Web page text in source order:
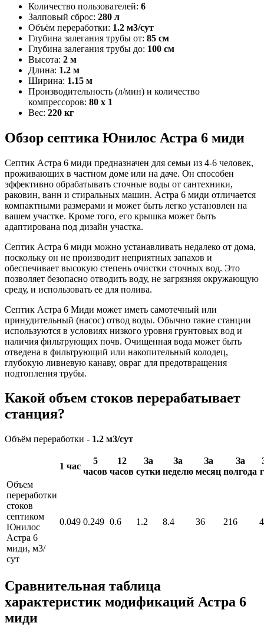
Количество пользователей: 6
Залповый сброс: 280 л
Объём переработки: 1.2 м3/сут
Глубина залегания трубы от: 85 см
Глубина залегания трубы до: 100 см
Высота: 2 м
Длина: 1.2 м
Ширина: 1.15 м
Производительность (л/мин) и количество
компрессоров: 80 х 1
Вес: 220 кг
Обзор септика Юнилос Астра 6 миди
Септик Астра 6 миди предназначен для семьи из 4-6 человек,
проживающих в частном доме или на даче. Он способен
эффективно обрабатывать сточные воды от сантехники,
раковин, ванн и стиральных машин. Астра 6 миди отличается
компактными размерами и может быть легко установлен на
вашем участке. Кроме того, его крышка может быть
адаптирована под дизайн участка.
Септик Астра 6 миди можно устанавливать недалеко от дома,
поскольку он не производит неприятных запахов и
обеспечивает высокую степень очистки сточных вод. Это
позволяет безопасно отводить воду, не загрязняя окружающую
среду, и использовать ее для полива.
Септик Астра 6 Миди может иметь самотечный или
принудительный (насос) отвод воды. Обычно такие станции
используются в условиях низкого уровня грунтовых вод и
наличия фильтрующих почв. Очищенная вода может быть
отведена в фильтрующий или накопительный колодец,
глубокую ливневую канаву, овраг для предотвращения
подтопления трубы.
Какой объем стоков перерабатывает
станция?
Объём переработки - 1.2 м3/сут
1 час
5
часов
12
часов
За
сутки
За
неделю
За
месяц
За
полгода
Объем
переработки
стоков
септиком
Юнилос
Астра 6
миди, м3/
сут
0.049 0.249 0.6 1.2 8.4 36 216
Сравнительная таблица
характеристик модификаций Астра 6
миди